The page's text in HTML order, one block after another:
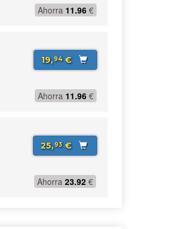
Ahorra 11.96 €
19,94€
Ahorra 11.96€
25,93€
Ahorra 23.92 €